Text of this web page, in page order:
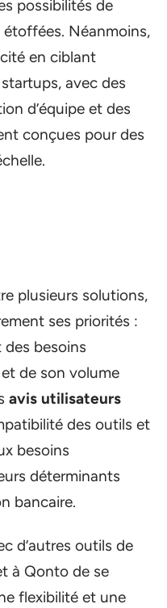
possibilités de
Néanmoins,
en ciblant
avec des
d’équipe et des
conçues pour des
plusieurs solutions,
ses priorités :
besoins
de son volume
avis utilisateurs
des outils et
besoins
déterminants
bancaire.
d’autres outils de
à Qonto de se
flexibilité et une